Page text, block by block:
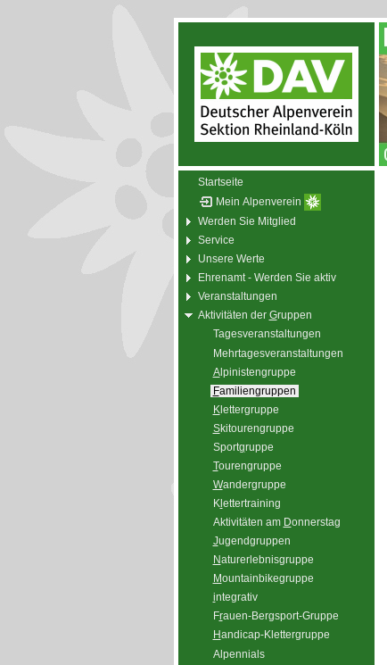
Startseite
Mein Alpenverein
Werden Sie Mitglied
Service
Unsere Werte
Ehrenamt - Werden Sie aktiv
Veranstaltungen
Aktivitäten der Gruppen
Tagesveranstaltungen
Mehrtagesveranstaltungen
Alpinistengruppe
Familiengruppen
Klettergruppe
Skitourengruppe
Sportgruppe
Tourengruppe
Wandergruppe
Kl ettertraining
Aktivitäten am Donnerstag
Jugendgruppen
Naturerlebnisgruppe
Mountainbikegruppe
integrativ
Frauen-Bergsport-Gruppe
Handicap-Klettergruppe
Alpennials